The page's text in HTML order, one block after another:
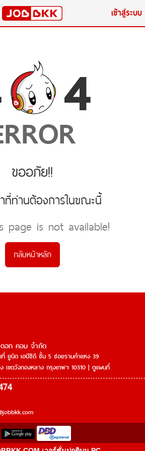
เข้าสู่ระบบ
ขออภัย!!
ที่ท่านต้องการในขณะนี้
page is not available!
กลับหน้าหลัก
ดอท คอม จำกัด
ที่ ยูนิต เอบีซีดี ชั้น 5 ซอยรามคำแหง 39
เขตวังทองหลาง กรุงเทพฯ 10310 | ดูแผนที่